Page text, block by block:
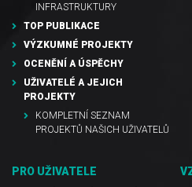
INFRASTRUKTURY
TOP PUBLIKACE
VÝZKUMNÉ PROJEKTY
OCENĚNÍ A ÚSPĚCHY
UŽIVATELÉ A JEJICH
PROJEKTY
KOMPLETNÍ SEZNAM
PROJEKTŮ NAŠICH UŽIVATELŮ
PRO UŽIVATELE